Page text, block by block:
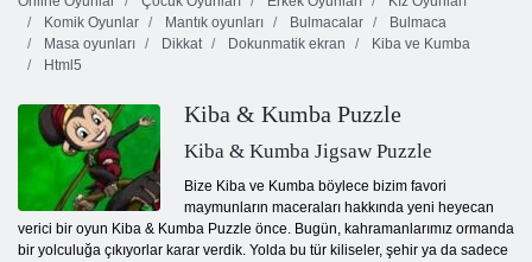
Komik Oyunlar
Mantık oyunları Bulmacalar
Bulmaca
Masa oyunları
Dikkat Dokunmatik ekran
Kiba ve Kumba
Html5
Kiba & Kumba Puzzle
Kiba & Kumba Jigsaw Puzzle
Bize Kiba ve Kumba böylece bizim favori
maymunların maceraları hakkında yeni heyecan
verici bir oyun Kiba & Kumba Puzzle önce. Bugün, kahramanlarımız ormanda
bir yolculuğa çıkıyorlar karar verdik. Yolda bu tür kiliseler, şehir ya da sadece